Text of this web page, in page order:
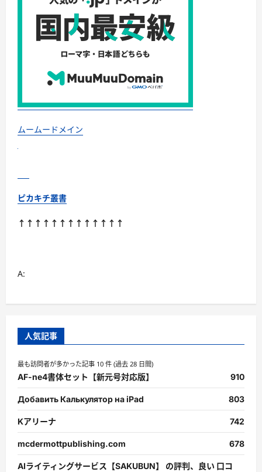
ン
ウ
ォ
ー
ー】
に
い
て
ら
に
ムームードメイン
ピカキチ叢書
↑↑↑↑↑↑↑↑↑↑↑↑↑
A:
人気記事
最も訪問者が多かった記事 10 件 (過去 28 日間)
AF-ne4書体セット【新元号対応版】 910
Добавить Калькулятор на iPad 803
Kアリーナ 742
mcdermottpublishing.com 678
AIライティングサービス【SAKUBUN】 の評判、良い 口コ